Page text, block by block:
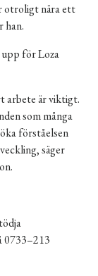
otroligt nära ett
han.
för Loza
arbete är viktigt.
som många
förståelsen
säger
0733–213